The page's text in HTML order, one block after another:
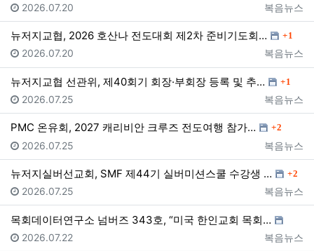
등록자
복음뉴스
등록일
2026.07.20
뉴저지교협, 2026 호산나 전도대회 제2차 준비기도회… 댓글
1
등록자
복음뉴스
등록일
2026.07.20
뉴저지교협 선관위, 제40회기 회장·부회장 등록 및 추… 댓글
1
등록자
복음뉴스
등록일
2026.07.25
PMC 온유회, 2027 캐리비안 크루즈 전도여행 참가… 댓글
2
등록자
복음뉴스
등록일
2026.07.25
뉴저지실버선교회, SMF 제44기 실버미션스쿨 수강생 … 댓글
2
등록자
복음뉴스
등록일
2026.07.25
목회데이터연구소 넘버즈 343호, “미국 한인교회 목회…
등록자
복음뉴스
등록일
2026.07.22